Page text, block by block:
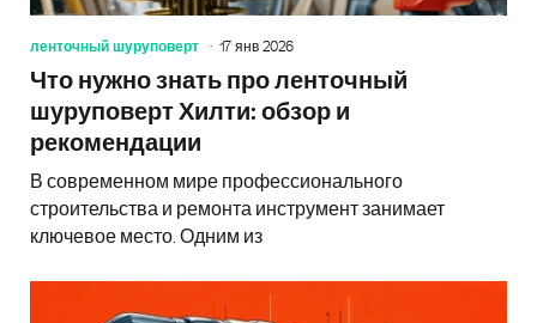
ленточный шуруповерт 17 янв 2026
Что нужно знать про ленточный
шуруповерт Хилти: обзор и
рекомендации
В современном мире профессионального
строительства и ремонта инструмент занимает
ключевое место. Одним из